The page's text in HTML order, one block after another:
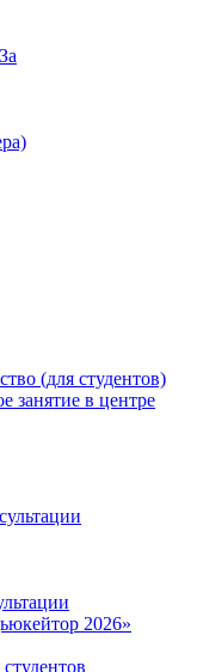
(для студентов)
занятие в центре
2026»